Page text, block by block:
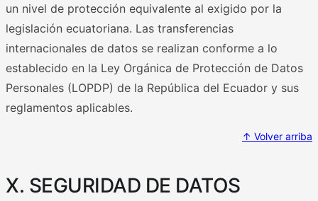
un nivel de protección equivalente al exigido por la
legislación ecuatoriana. Las transferencias
internacionales de datos se realizan conforme a lo
establecido en la Ley Orgánica de Protección de Datos
Personales (LOPDP) de la República del Ecuador y sus
reglamentos aplicables.
↑ Volver arriba
X. SEGURIDAD DE DATOS